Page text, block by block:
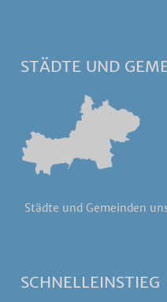
STÄDTE UND
Städte und Gemeinden
SCHNELLEINSTIEG